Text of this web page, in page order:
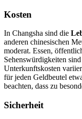
Kosten
In Changsha sind die
anderen chinesischen
moderat. Essen,
Sehenswürdigkeiten
Unterkunftskosten
für jeden Geldbeutel
beachten, dass zu
Sicherheit